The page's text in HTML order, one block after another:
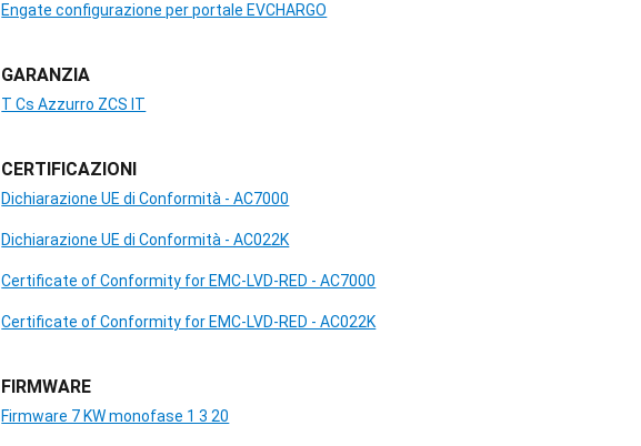
Engate configurazione per portale EVCHARGO
GARANZIA
T Cs Azzurro ZCS IT
CERTIFICAZIONI
Dichiarazione UE di Conformità - AC7000
Dichiarazione UE di Conformità - AC022K
Certificate of Conformity for EMC-LVD-RED - AC7000
Certificate of Conformity for EMC-LVD-RED - AC022K
FIRMWARE
Firmware 7 KW monofase 1 3 20